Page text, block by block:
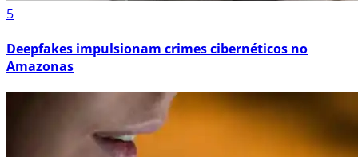
5
Deepfakes impulsionam crimes cibernéticos no
Amazonas